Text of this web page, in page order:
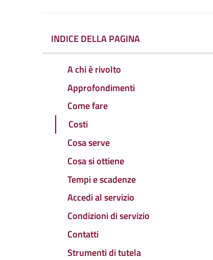
INDICE DELLA PAGINA
A chi è rivolto
Approfondimenti
Come fare
Costi
Cosa serve
Cosa si ottiene
Tempi e scadenze
Accedi al servizio
Condizioni di servizio
Contatti
Strumenti di tutela